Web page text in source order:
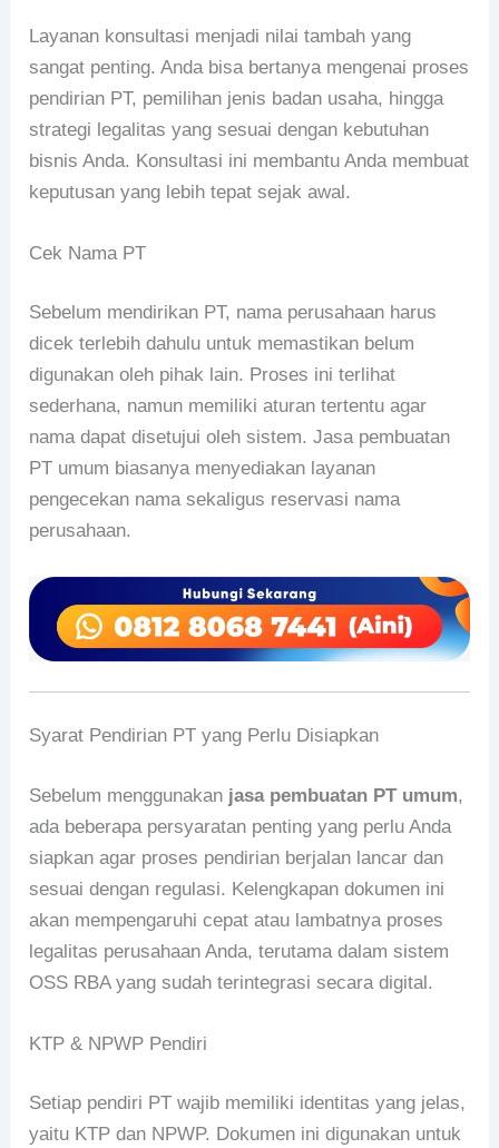
Layanan konsultasi menjadi nilai tambah yang
sangat penting. Anda bisa bertanya mengenai proses
pendirian PT, pemilihan jenis badan usaha, hingga
strategi legalitas yang sesuai dengan kebutuhan
bisnis Anda. Konsultasi ini membantu Anda membuat
keputusan yang lebih tepat sejak awal.
Cek Nama PT
Sebelum mendirikan PT, nama perusahaan harus
dicek terlebih dahulu untuk memastikan belum
digunakan oleh pihak lain. Proses ini terlihat
sederhana, namun memiliki aturan tertentu agar
nama dapat disetujui oleh sistem. Jasa pembuatan
PT umum biasanya menyediakan layanan
pengecekan nama sekaligus reservasi nama
perusahaan.
Syarat Pendirian PT yang Perlu Disiapkan
Sebelum menggunakan jasa pembuatan PT umum,
ada beberapa persyaratan penting yang perlu Anda
siapkan agar proses pendirian berjalan lancar dan
sesuai dengan regulasi. Kelengkapan dokumen ini
akan mempengaruhi cepat atau lambatnya proses
legalitas perusahaan Anda, terutama dalam sistem
OSS RBA yang sudah terintegrasi secara digital.
KTP & NPWP Pendiri
Setiap pendiri PT wajib memiliki identitas yang jelas,
yaitu KTP dan NPWP. Dokumen ini digunakan untuk